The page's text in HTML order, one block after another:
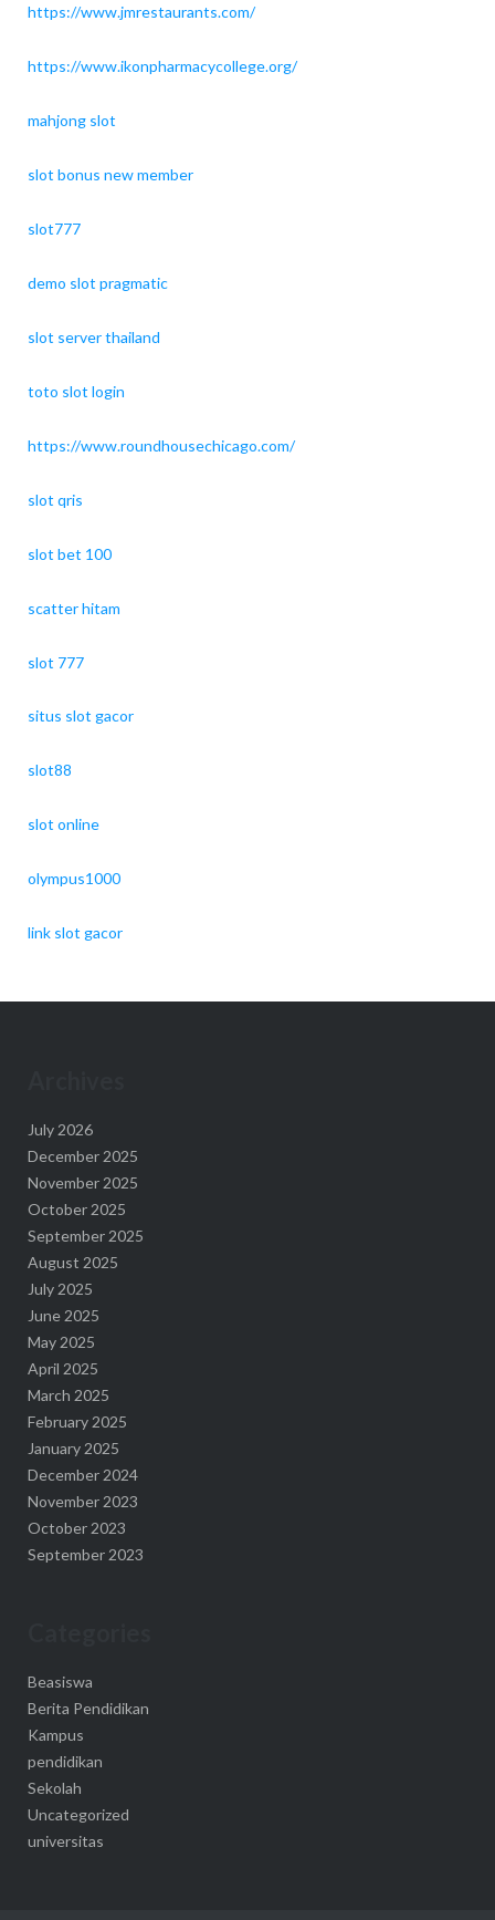
https://www.jmrestaurants.com/
https://www.ikonpharmacycollege.org/
mahjong slot
slot bonus new member
slot777
demo slot pragmatic
slot server thailand
toto slot login
https://www.roundhousechicago.com/
slot qris
slot bet 100
scatter hitam
slot 777
situs slot gacor
slot88
slot online
olympus1000
link slot gacor
July 2026
December 2025
November 2025
October 2025
September 2025
August 2025
July 2025
June 2025
May 2025
April 2025
March 2025
February 2025
January 2025
December 2024
November 2023
October 2023
September 2023
Beasiswa
Berita Pendidikan
Kampus
pendidikan
Sekolah
Uncategorized
universitas